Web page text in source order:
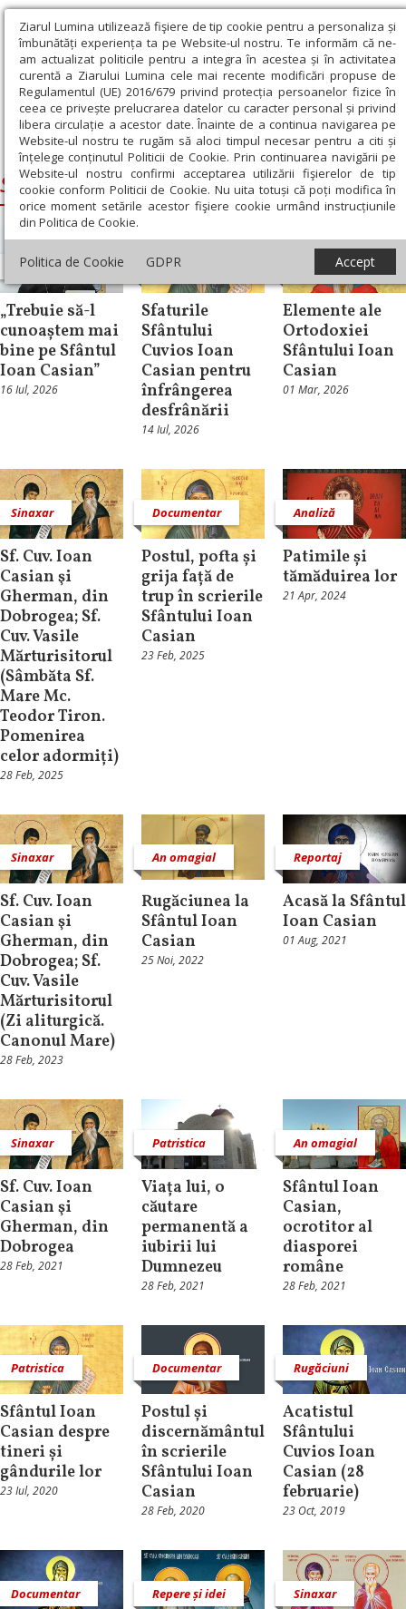
Ziarul Lumina utilizează fişiere de tip cookie pentru a personaliza și
îmbunătăți experiența ta pe Website-ul nostru. Te informăm că ne-
am actualizat politicile pentru a integra în acestea și în activitatea
curentă a Ziarului Lumina cele mai recente modificări propuse de
Regulamentul (UE) 2016/679 privind protecția persoanelor fizice în
ceea ce privește prelucrarea datelor cu caracter personal și privind
libera circulație a acestor date. Înainte de a continua navigarea pe
Website-ul nostru te rugăm să aloci timpul necesar pentru a citi și
înțelege conținutul Politicii de Cookie. Prin continuarea navigării pe
Website-ul nostru confirmi acceptarea utilizării fişierelor de tip
cookie conform Politicii de Cookie. Nu uita totuși că poți modifica în
orice moment setările acestor fişiere cookie urmând instrucțiunile
din Politica de Cookie.
Politica de Cookie GDPR Accept
Ziarul Lumina › Sfantul Ioan Casian
Sfantul Ioan Casian
Interviu
„Trebuie să-l
cunoaștem mai
bine pe Sfântul
Ioan Casian”
16 Iul, 2026
Patristica
Sfaturile
Sfântului
Cuvios Ioan
Casian pentru
înfrângerea
desfrânării
14 Iul, 2026
Theologica
Elemente ale
Ortodoxiei
Sfântului Ioan
Casian
01 Mar, 2026
Sinaxar
Sf. Cuv. Ioan
Casian şi
Gherman, din
Dobrogea; Sf.
Cuv. Vasile
Mărturisitorul
(Sâmbăta Sf.
Mare Mc.
Teodor Tiron.
Pomenirea
celor adormiți)
28 Feb, 2025
Documentar
Postul, pofta și
grija față de
trup în scrierile
Sfântului Ioan
Casian
23 Feb, 2025
Analiză
Patimile și
tămăduirea lor
21 Apr, 2024
Sinaxar
Sf. Cuv. Ioan
Casian şi
Gherman, din
Dobrogea; Sf.
Cuv. Vasile
Mărturisitorul
(Zi aliturgică.
Canonul Mare)
28 Feb, 2023
An omagial
Rugăciunea la
Sfântul Ioan
Casian
25 Noi, 2022
Reportaj
Acasă la Sfântul
Ioan Casian
01 Aug, 2021
Sinaxar
Sf. Cuv. Ioan
Casian şi
Gherman, din
Dobrogea
28 Feb, 2021
Patristica
Viața lui, o
căutare
permanentă a
iubirii lui
Dumnezeu
28 Feb, 2021
An omagial
Sfântul Ioan
Casian,
ocrotitor al
diasporei
române
28 Feb, 2021
Patristica
Sfântul Ioan
Casian despre
tineri și
gândurile lor
23 Iul, 2020
Documentar
Postul și
discernământul
în scrierile
Sfântului Ioan
Casian
28 Feb, 2020
Rugăciuni
Acatistul
Sfântului
Cuvios Ioan
Casian (28
februarie)
23 Oct, 2019
Documentar Repere și idei Sinaxar